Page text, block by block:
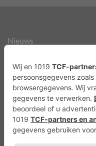
Nieuws
Over ons
Agenda